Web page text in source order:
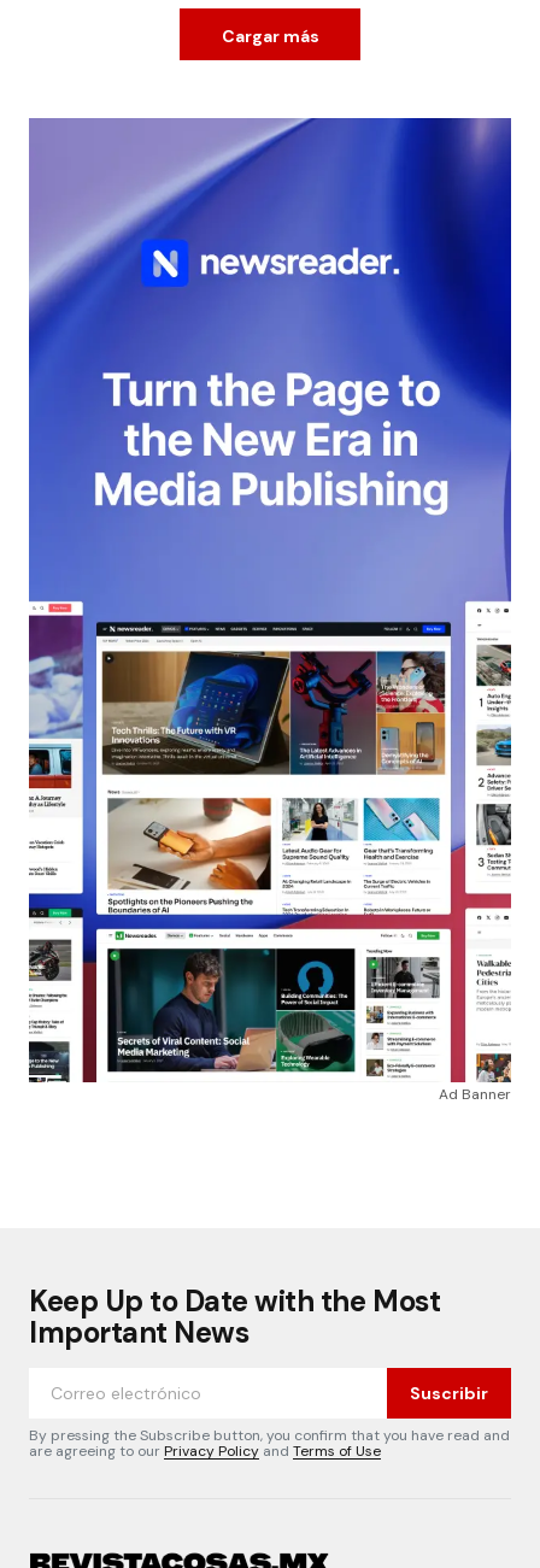
Cargar más
Ad Banner
Keep Up to Date with the Most
Important News
Suscribir
By pressing the Subscribe button, you confirm that you have read and
are agreeing to ourPrivacy Policy and Terms of Use